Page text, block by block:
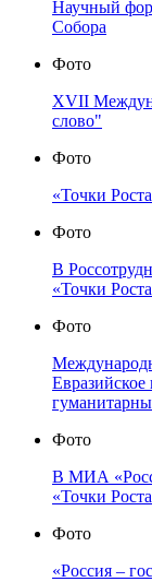
Научный
Собора
Фото
XVII
слово"
Фото
«Точки
Фото
В
«Точки
Фото
Евразийское
Фото
В МИА
«Точки
Фото
«Россия –